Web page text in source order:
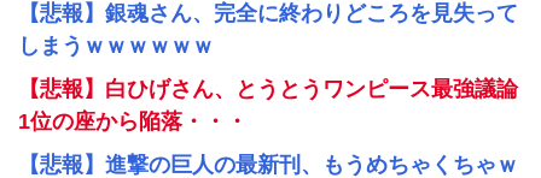
【悲報】銀魂さん、完全に終わりどころを見失って
しまうｗｗｗｗｗｗ
【悲報】白ひげさん、とうとうワンピース最強議論
1位の座から陥落・・・
【悲報】進撃の巨人の最新刊、もうめちゃくちゃｗ